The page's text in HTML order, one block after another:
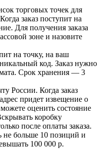
торговых точек для
заказ поступит на
Для получения заказа
зоне и назовите
на точку, на ваш
код. Заказ нужно
Срок хранения — 3
России. Когда заказ
придет извещение о
оценить состояние
коробку
после оплаты заказа.
не больше 10 позиций и
100 000 р.